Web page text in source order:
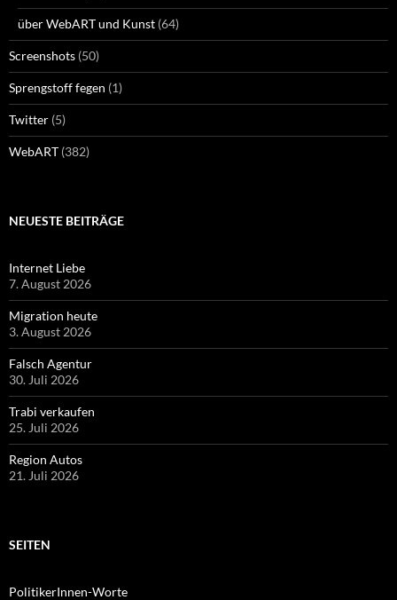
über WebART und Kunst (64)
Screenshots (50)
Sprengstoff fegen (1)
Twitter (5)
WebART (382)
NEUESTE BEITRÄGE
Internet Liebe
7. August 2026
Migration heute
3. August 2026
Falsch Agentur
30. Juli 2026
Trabi verkaufen
25. Juli 2026
Region Autos
21. Juli 2026
SEITEN
PolitikerInnen-Worte